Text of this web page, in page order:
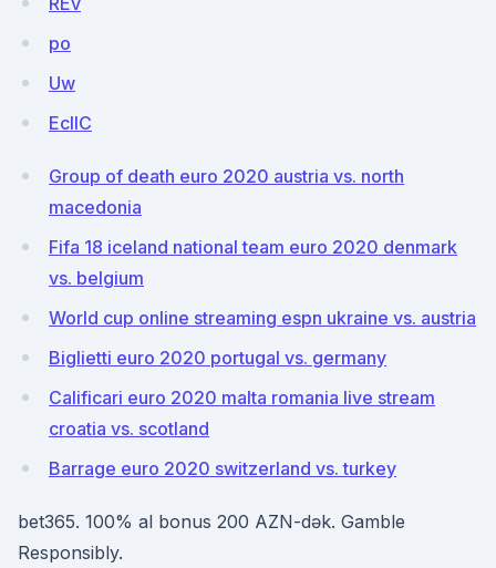
po
Uw
EcIIC
Group of death euro 2020 austria vs. north
macedonia
Fifa 18 iceland national team euro 2020 denmark
vs. belgium
World cup online streaming espn ukraine vs. austria
Biglietti euro 2020 portugal vs. germany
Calificari euro 2020 malta romania live stream
croatia vs. scotland
Barrage euro 2020 switzerland vs. turkey
bet365. 100% al bonus 200 AZN-dək. Gamble
Responsibly.